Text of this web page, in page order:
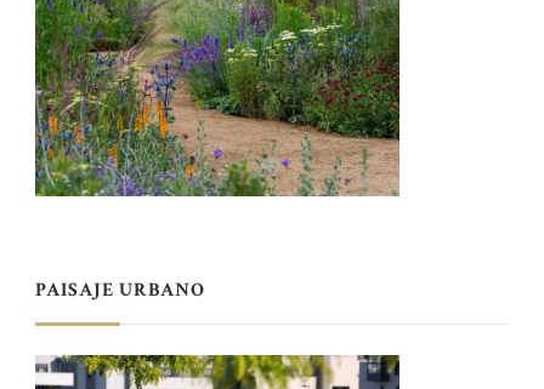
PAISAJE URBANO